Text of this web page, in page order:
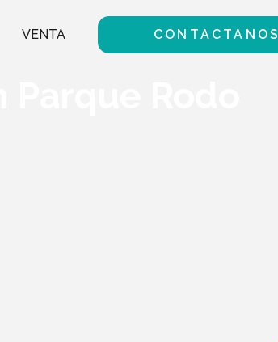
VENTA CONTACTANOS